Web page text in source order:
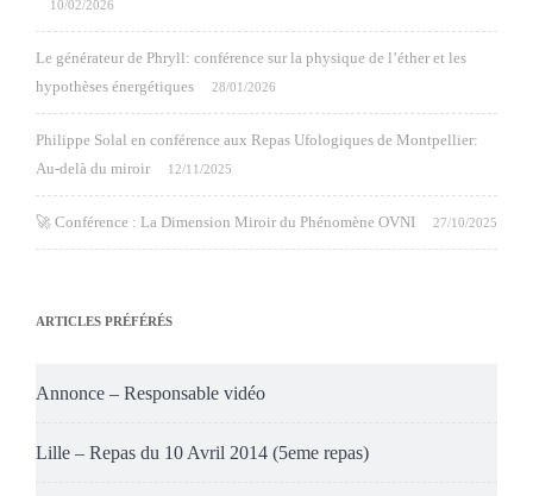
10/02/2026
Le générateur de Phryll: conférence sur la physique de l’éther et les
hypothèses énergétiques
28/01/2026
Philippe Solal en conférence aux Repas Ufologiques de Montpellier:
Au-delà du miroir
12/11/2025
🚀 Conférence : La Dimension Miroir du Phénomène OVNI 27/10/2025
ARTICLES PRÉFÉRÉS
Annonce – Responsable vidéo
Lille – Repas du 10 Avril 2014 (5eme repas)